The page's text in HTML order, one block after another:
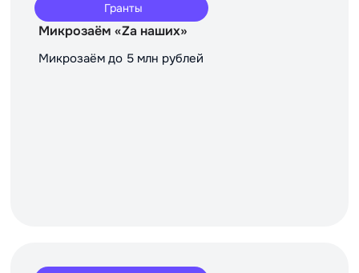
Гранты
Микрозаём «Za наших»
Микрозаём до 5 млн рублей